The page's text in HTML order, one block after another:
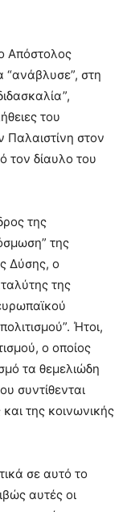
Απόστολος
στη
του
Παλαιστίνη στον
τον δίαυλο του
της
της
Δύσης, ο
της
Ήτοι,
ο οποίος
τα θεμελιώδη
συντίθενται
της κοινωνικής
σε αυτό το
αυτές οι